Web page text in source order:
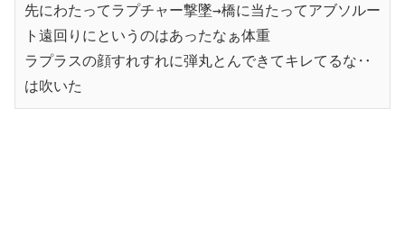
先にわたってラプチャー撃墜→橋に当たってアブソルー
ト遠回りにというのはあったなぁ体重
ラプラスの顔すれすれに弾丸とんできてキレてるな‥
は吹いた